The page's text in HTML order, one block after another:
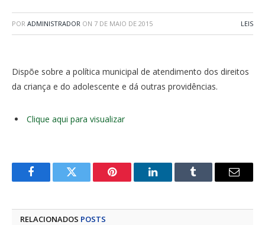
POR ADMINISTRADOR ON 7 DE MAIO DE 2015 LEIS
Dispõe sobre a política municipal de atendimento dos direitos
da criança e do adolescente e dá outras providências.
Clique aqui para visualizar
FacebookTwitter Pinterest LinkedInTumblr
E-
RELACIONADOS POSTS